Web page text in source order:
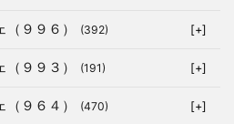
９９６） (392) [+]
９９３） (191) [+]
９６４） (470) [+]